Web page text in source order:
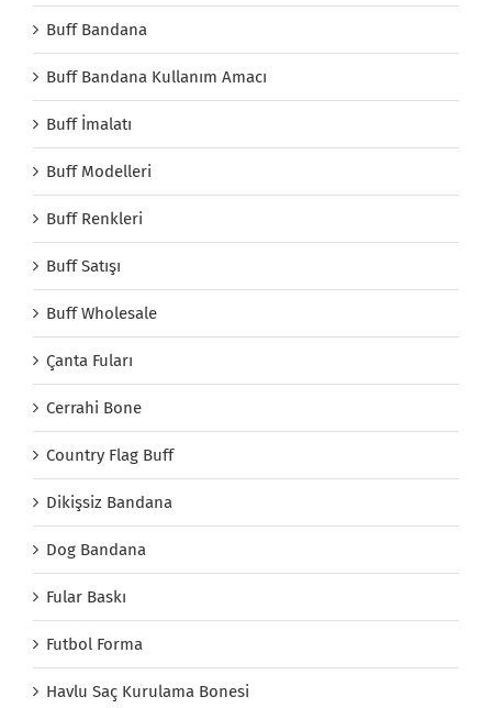
Buff Bandana
Buff Bandana Kullanım Amacı
Buff İmalatı
Buff Modelleri
Buff Renkleri
Buff Satışı
Buff Wholesale
Çanta Fuları
Cerrahi Bone
Country Flag Buff
Dikişsiz Bandana
Dog Bandana
Fular Baskı
Futbol Forma
Havlu Saç Kurulama Bonesi